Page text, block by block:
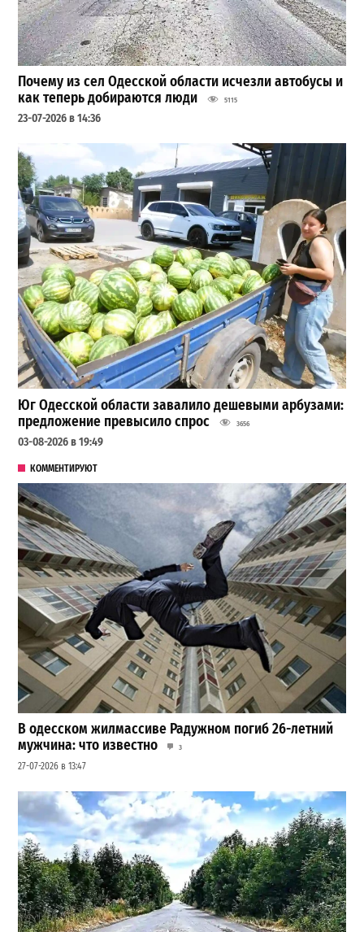
Почему из сел Одесской области исчезли автобусы и
как теперь добираются люди
5115
23-07-2026 в 14:36
Юг Одесской области завалило дешевыми арбузами:
предложение превысило спрос
3656
03-08-2026 в 19:49
КОММЕНТИРУЮТ
В одесском жилмассиве Радужном погиб 26-летний
мужчина: что известно
3
27-07-2026 в 13:47